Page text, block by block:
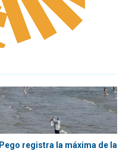
Pego registra la máxima de la